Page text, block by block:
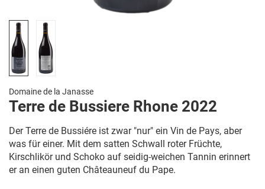
Domaine de la Janasse
Terre de Bussiere Rhone 2022
Der Terre de Bussiére ist zwar "nur" ein Vin de Pays, aber
was für einer. Mit dem satten Schwall roter Früchte,
Kirschlikör und Schoko auf seidig-weichen Tannin erinnert
er an einen guten Châteauneuf du Pape.